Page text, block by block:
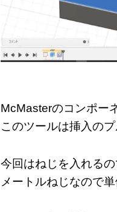
McMasterのコンポー
このツールは挿入の
今回はねじを入れる
メートルねじなので